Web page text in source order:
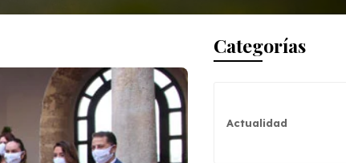
Categorías
Actualidad